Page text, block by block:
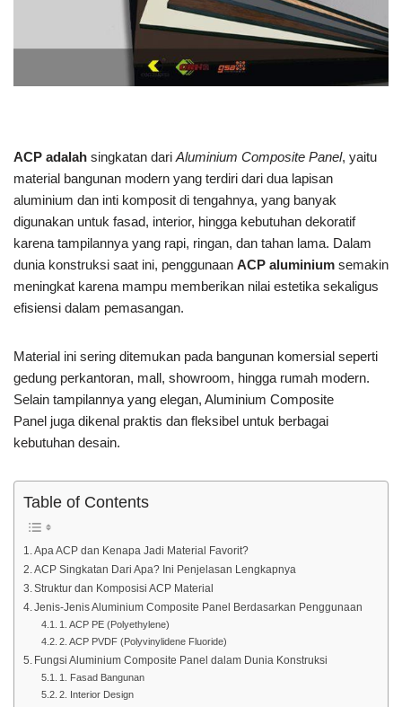
ACP adalah singkatan dari Aluminium Composite Panel, yaitu
material bangunan modern yang terdiri dari dua lapisan
aluminium dan inti komposit di tengahnya, yang banyak
digunakan untuk fasad, interior, hingga kebutuhan dekoratif
karena tampilannya yang rapi, ringan, dan tahan lama. Dalam
dunia konstruksi saat ini, penggunaan ACP aluminium semakin
meningkat karena mampu memberikan nilai estetika sekaligus
efisiensi dalam pemasangan.
Material ini sering ditemukan pada bangunan komersial seperti
gedung perkantoran, mall, showroom, hingga rumah modern.
Selain tampilannya yang elegan, Aluminium Composite
Panel juga dikenal praktis dan fleksibel untuk berbagai
kebutuhan desain.
Table of Contents
Apa ACP dan Kenapa Jadi Material Favorit?
ACP Singkatan Dari Apa? Ini Penjelasan Lengkapnya
Struktur dan Komposisi ACP Material
Jenis-Jenis Aluminium Composite Panel Berdasarkan Penggunaan
1. ACP PE (Polyethylene)
2. ACP PVDF (Polyvinylidene Fluoride)
Fungsi Aluminium Composite Panel dalam Dunia Konstruksi
1. Fasad Bangunan
2. Interior Design